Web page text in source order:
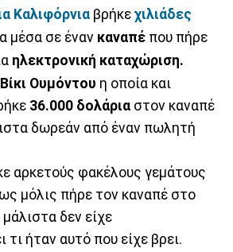
Καλιφόρνια βρήκε χιλιάδες
μέσα σε έναν καναπέ που πήρε
ηλεκτρονική καταχώριση.
Βίκι Ουμόντου η οποία και
36.000 δολάρια στον καναπέ
δωρεάν από έναν πωλητή
αρκετούς φακέλους γεμάτους
μόλις πήρε τον καναπέ στο
δεν είχε
τι ήταν αυτό που είχε βρει.